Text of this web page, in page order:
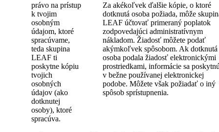
právo na prístup
k tvojim
osobným
údajom, ktoré
spracúvame,
teda skupina
LEAF ti
poskytne kópiu
tvojich
osobných
údajov (ako
dotknutej
osoby), ktoré
spracúva.
Za akékoľvek ďalšie kópie, o ktoré
dotknutá osoba požiada, môže
LEAF účtovať primeraný poplatok
zodpovedajúci administratívnym
nákladom. Žiadosť môžete podať
akýmkoľvek spôsobom. Ak dotknutá
osoba podala žiadosť elektronickými
prostriedkami, informácie sa
v bežne používanej elektronickej
podobe. Môžete však požiadať o iný
spôsob sprístupnenia.